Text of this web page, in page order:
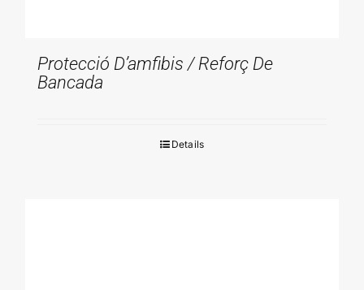
Protecció D’amfibis / Reforç De
Bancada
Details